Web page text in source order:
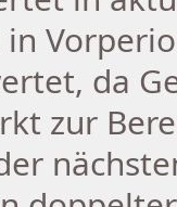
da
zur